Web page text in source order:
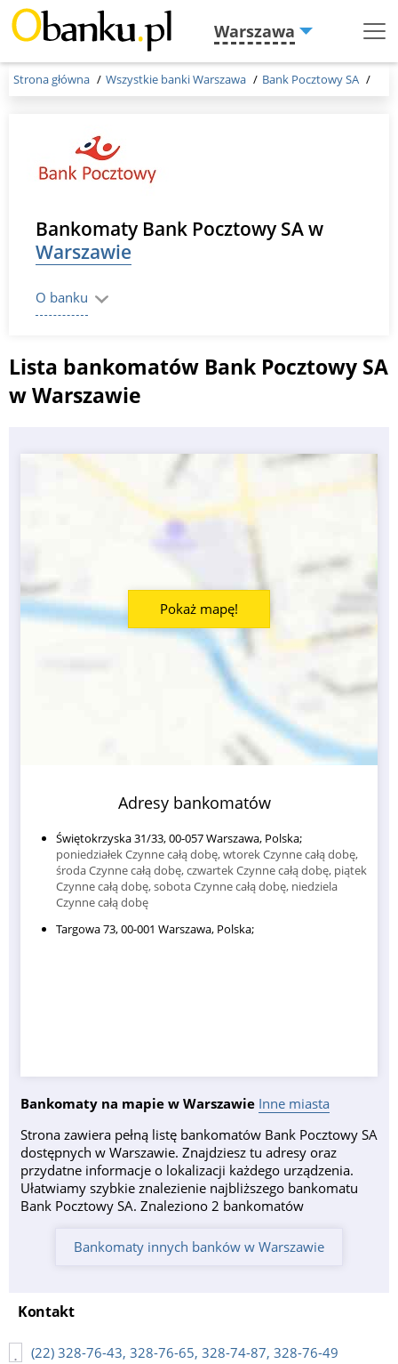
Warszawa
Menu
Strona główna Wszystkie banki Warszawa Bank Pocztowy SA
Bankomaty Bank Pocztowy SA w
Warszawie
O banku
Lista bankomatów Bank Pocztowy SA
w Warszawie
Adresy bankomatów
Świętokrzyska 31/33, 00-057 Warszawa, Polska;
poniedziałek Czynne całą dobę, wtorek Czynne całą dobę,
środa Czynne całą dobę, czwartek Czynne całą dobę, piątek
Czynne całą dobę, sobota Czynne całą dobę, niedziela
Czynne całą dobę
Targowa 73, 00-001 Warszawa, Polska;
Pokaż mapę!
Bankomaty na mapie w Warszawie Inne miasta
Strona zawiera pełną listę bankomatów Bank Pocztowy SA
dostępnych w Warszawie. Znajdziesz tu adresy oraz
przydatne informacje o lokalizacji każdego urządzenia.
Ułatwiamy szybkie znalezienie najbliższego bankomatu
Bank Pocztowy SA. Znaleziono 2 bankomatów
Bankomaty innych banków w Warszawie
Kontakt
(22) 328-76-43, 328-76-65, 328-74-87, 328-76-49